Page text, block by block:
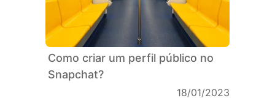
Como criar um perfil público no
Snapchat?
18/01/2023